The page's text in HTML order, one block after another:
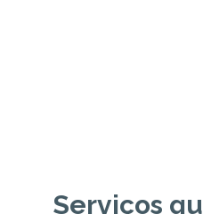
Serviços